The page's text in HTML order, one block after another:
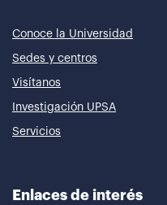
Conoce la Universidad
Sedes y centros
Visítanos
Investigación UPSA
Servicios
Enlaces de interés